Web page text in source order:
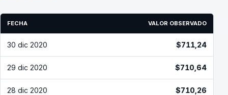
FECHA VALOR OBSERVADO
30 dic 2020 $711,24
29 dic 2020 $710,64
28 dic 2020 $710,26